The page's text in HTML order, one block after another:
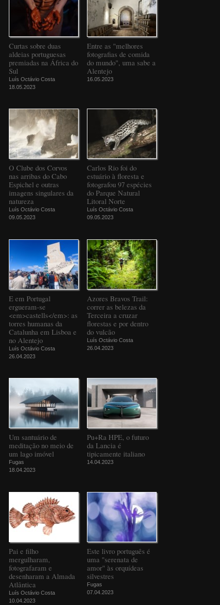
Curtas sobre duas
aldeias portuguesas
premiadas na África do
Sul
Luís Octávio Costa
18.05.2023
Entre as "melhores
fotografias de comida
do mundo", uma sabe a
Alentejo
16.05.2023
O Clube dos Corvos
nas arribas do Cabo
Espichel e outras
imagens singulares da
natureza
Luís Octávio Costa
09.05.2023
Carlos Rio foi do
estuário à floresta e
fotografou 97 espécies
do Parque Natural
Litoral Norte
Luís Octávio Costa
09.05.2023
E em Portugal
ergueram-se
<em>castells</em>: as
torres humanas da
Catalunha em Lisboa e
no Alentejo
Luís Octávio Costa
26.04.2023
Azores Bravos Trail:
correr as belezas da
Terceira a cruzar
florestas e por dentro
do vulcão
Luís Octávio Costa
26.04.2023
Um santuário de
meditação no meio de
um lago imóvel
Fugas
18.04.2023
Pu+Ra HPE, o futuro
da Lancia é
tipicamente italiano
14.04.2023
Pai e filho
mergulharam,
fotografaram e
desenharam a Almada
Atlântica
Luís Octávio Costa
10.04.2023
Este livro português é
uma "serenata de
amor" às orquídeas
silvestres
Fugas
07.04.2023